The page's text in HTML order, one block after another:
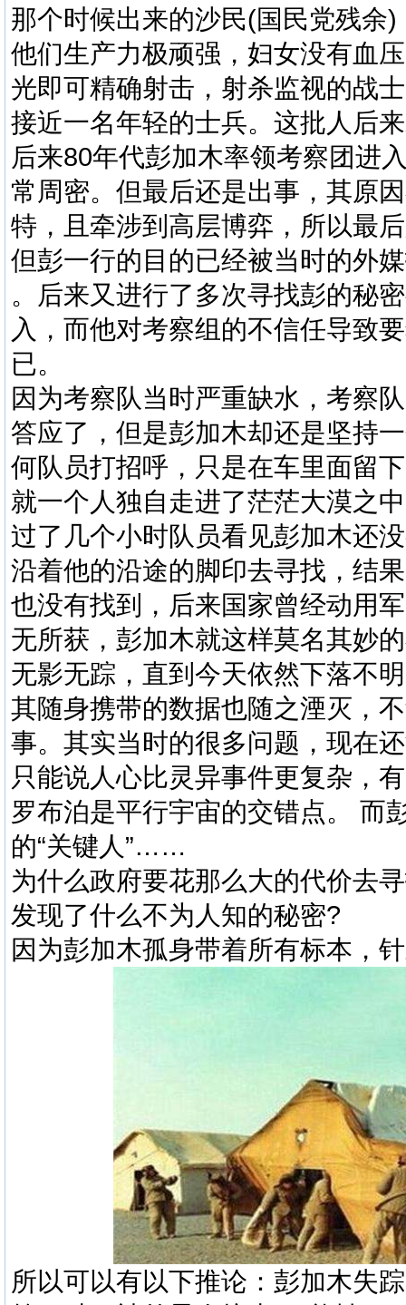
那个时候出来的沙民(国民党残余
他们生产力极顽强，妇女没有血
光即可精确射击，射杀监视的战
接近一名年轻的士兵。这批人后
后来80年代彭加木率领考察团进
常周密。但最后还是出事，其原
特，且牵涉到高层博弈，所以最
但彭一行的目的已经被当时的外
。后来又进行了多次寻找彭的秘
入，而他对考察组的不信任导致
已。
因为考察队当时严重缺水，考察
答应了，但是彭加木却还是坚持
何队员打招呼，只是在车里面留
就一个人独自走进了茫茫大漠之
过了几个小时队员看见彭加木还
沿着他的沿途的脚印去寻找，结
也没有找到，后来国家曾经动用
无所获，彭加木就这样莫名其妙
无影无踪，直到今天依然下落不
其随身携带的数据也随之湮灭，
事。其实当时的很多问题，现在
只能说人心比灵异事件更复杂，
罗布泊是平行宇宙的交错点。 而
的“关键人”……
为什么政府要花那么大的代价去
发现了什么不为人知的秘密?
因为彭加木孤身带着所有标本，
所以可以有以下推论：彭加木失